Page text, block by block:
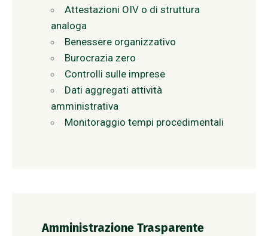
Attestazioni OIV o di struttura
analoga
Benessere organizzativo
Burocrazia zero
Controlli sulle imprese
Dati aggregati attività
amministrativa
Monitoraggio tempi procedimentali
Amministrazione Trasparente